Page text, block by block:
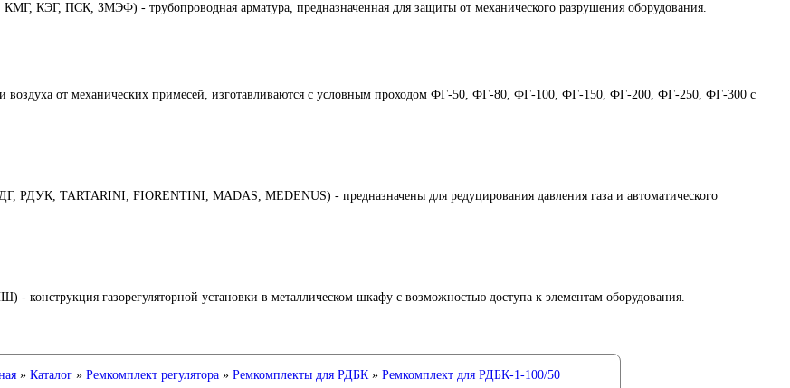
ПСК, ЗМЭФ) - трубопроводная арматура, предназначенная для защиты от механического разрушения оборудования.
и воздуха от механических примесей, изготавливаются с условным проходом ФГ-50, ФГ-80, ФГ-100, ФГ-150, ФГ-200, ФГ-250, ФГ-300 с
TARTARINI, FIORENTINI, MADAS, MEDENUS) - предназначены для редуцирования давления газа и автоматического
газорегуляторной установки в металлическом шкафу с возможностью доступа к элементам оборудования.
» Каталог» Ремкомплект регулятора» Ремкомплекты для РДБК» Ремкомплект для РДБК-1-100/50